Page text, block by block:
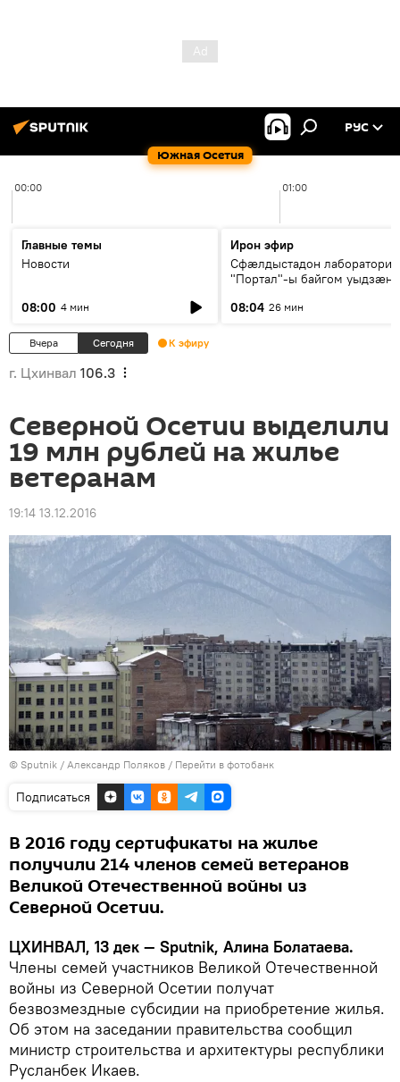
Южная Осетия
РУС
00:00 01:00
Главные темы
Новости
08:00 4 мин
Ирон эфир
Сфæлдыстадон лаборатори
"Портал"-ы байгом уыдзæн
Æхсары куыстыты равдыст
08:04 26 мин
Вчера Сегодня К эфиру
г. Цхинвал 106.3
Северной Осетии выделили
19 млн рублей на жилье
ветеранам
19:14 13.12.2016
© Sputnik / Александр Поляков / Перейти в фотобанк
Подписаться
В 2016 году сертификаты на жилье
получили 214 членов семей ветеранов
Великой Отечественной войны из
Северной Осетии.
ЦХИНВАЛ, 13 дек — Sputnik, Алина Болатаева.
Члены семей участников Великой Отечественной
войны из Северной Осетии получат
безвозмездные субсидии на приобретение жилья.
Об этом на заседании правительства сообщил
министр строительства и архитектуры республики
Русланбек Икаев.